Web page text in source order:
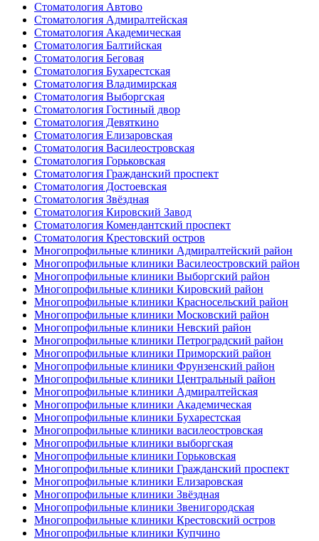
Стоматология Автово
Стоматология Адмиралтейская
Стоматология Академическая
Стоматология Балтийская
Стоматология Беговая
Стоматология Бухарестская
Стоматология Владимирская
Стоматология Выборгская
Стоматология Гостиный двор
Стоматология Девяткино
Стоматология Елизаровская
Стоматология Василеостровская
Стоматология Горьковская
Стоматология Гражданский проспект
Стоматология Достоевская
Стоматология Звёздная
Стоматология Кировский Завод
Стоматология Комендантский проспект
Стоматология Крестовский остров
Многопрофильные клиники Адмиралтейский район
Многопрофильные клиники Василеостровский район
Многопрофильные клиники Выборгский район
Многопрофильные клиники Кировский район
Многопрофильные клиники Красносельский район
Многопрофильные клиники Московский район
Многопрофильные клиники Невский район
Многопрофильные клиники Петроградский район
Многопрофильные клиники Приморский район
Многопрофильные клиники Фрунзенский район
Многопрофильные клиники Центральный район
Многопрофильные клиники Адмиралтейская
Многопрофильные клиники Академическая
Многопрофильные клиники Бухарестская
Многопрофильные клиники василеостровская
Многопрофильные клиники выборгская
Многопрофильные клиники Горьковская
Многопрофильные клиники Гражданский проспект
Многопрофильные клиники Елизаровская
Многопрофильные клиники Звёздная
Многопрофильные клиники Звенигородская
Многопрофильные клиники Крестовский остров
Многопрофильные клиники Купчино